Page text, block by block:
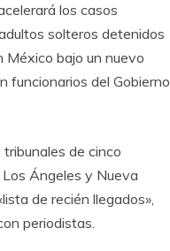
los casos
solteros detenidos
bajo un nuevo
funcionarios del Gobierno
de cinco
Ángeles y Nueva
de recién llegados»,
periodistas.